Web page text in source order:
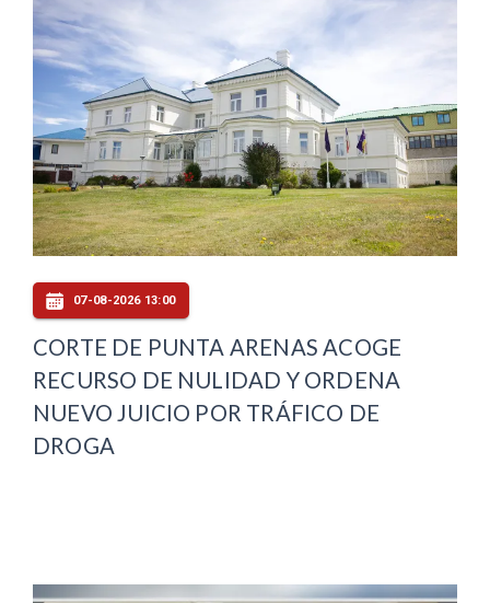
07-08-2026 13:00
CORTE DE PUNTA ARENAS ACOGE
RECURSO DE NULIDAD Y ORDENA
NUEVO JUICIO POR TRÁFICO DE
DROGA